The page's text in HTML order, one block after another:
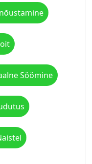
Söömine